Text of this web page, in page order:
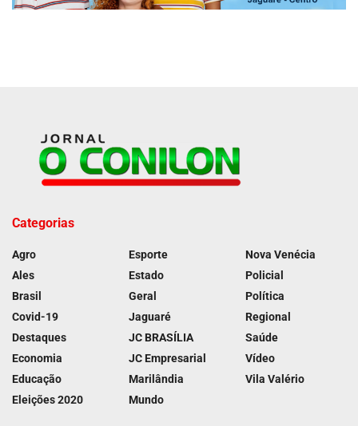
Categorias
Agro
Ales
Brasil
Covid-19
Destaques
Economia
Educação
Eleições 2020
Esporte
Estado
Geral
Jaguaré
JC BRASÍLIA
JC Empresarial
Marilândia
Mundo
Nova Venécia
Policial
Política
Regional
Saúde
Vídeo
Vila Valério